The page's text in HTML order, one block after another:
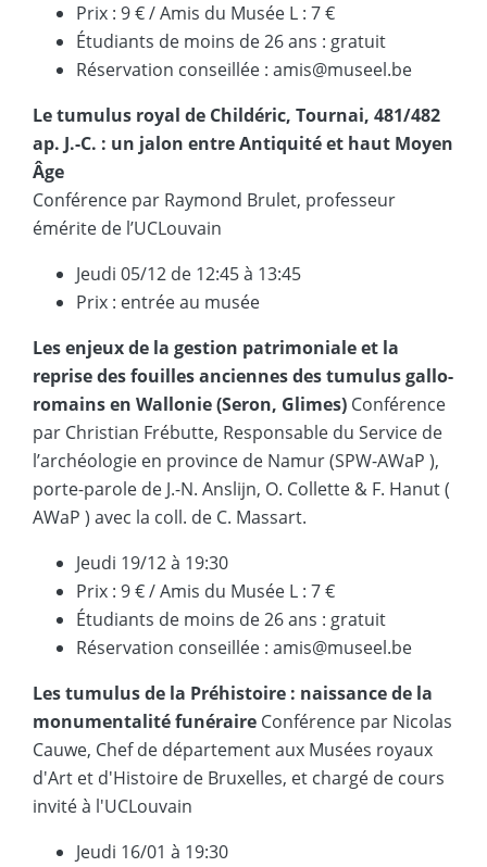
Prix : 9 € / Amis du Musée L : 7 €
Étudiants de moins de 26 ans : gratuit
Réservation conseillée : amis@museel.be
Le tumulus royal de Childéric, Tournai, 481/482
ap. J.-C. : un jalon entre Antiquité et haut Moyen
Âge
Conférence par Raymond Brulet, professeur
émérite de l’UCLouvain
Jeudi 05/12 de 12:45 à 13:45
Prix : entrée au musée
Les enjeux de la gestion patrimoniale et la
reprise des fouilles anciennes des tumulus gallo-
romains en Wallonie (Seron, Glimes) Conférence
par Christian Frébutte, Responsable du Service de
l’archéologie en province de Namur (SPW-AWaP ),
porte-parole de J.-N. Anslijn, O. Collette & F. Hanut (
AWaP ) avec la coll. de C. Massart.
Jeudi 19/12 à 19:30
Prix : 9 € / Amis du Musée L : 7 €
Étudiants de moins de 26 ans : gratuit
Réservation conseillée : amis@museel.be
Les tumulus de la Préhistoire : naissance de la
monumentalité funéraire Conférence par Nicolas
Cauwe, Chef de département aux Musées royaux
d'Art et d'Histoire de Bruxelles, et chargé de cours
invité à l'UCLouvain
Jeudi 16/01 à 19:30